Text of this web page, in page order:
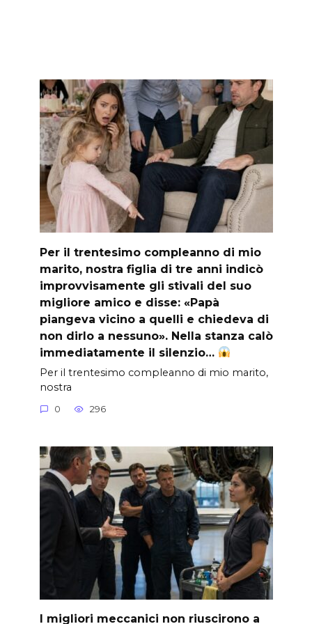
Per il trentesimo compleanno di mio
marito, nostra figlia di tre anni indicò
improvvisamente gli stivali del suo
migliore amico e disse: «Papà
piangeva vicino a quelli e chiedeva di
non dirlo a nessuno». Nella stanza calò
immediatamente il silenzio…
Per il trentesimo compleanno di mio marito,
nostra
0 296
I migliori meccanici non riuscirono a